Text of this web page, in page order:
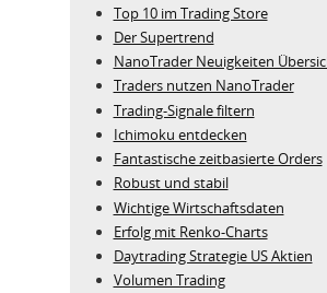
Top 10 im Trading Store
Der Supertrend
NanoTrader Neuigkeiten
Traders nutzen NanoTrader
Trading-Signale filtern
Ichimoku entdecken
Fantastische zeitbasierte Orders
Robust und stabil
Wichtige Wirtschaftsdaten
Erfolg mit Renko-Charts
Daytrading Strategie US Aktien
Volumen Trading